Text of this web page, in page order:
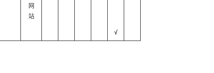
网
站
√